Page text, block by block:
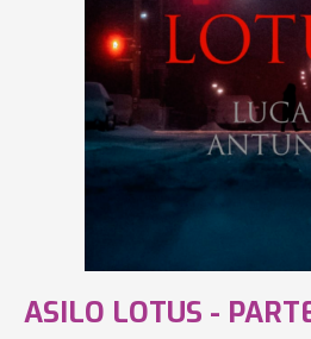
ASILO LOTUS -